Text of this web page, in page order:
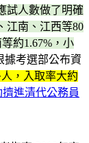
試人數做了明確
江南、江西等80
約1.67%，小
據考選部公布資
，入取率大約
擠進清代公務員